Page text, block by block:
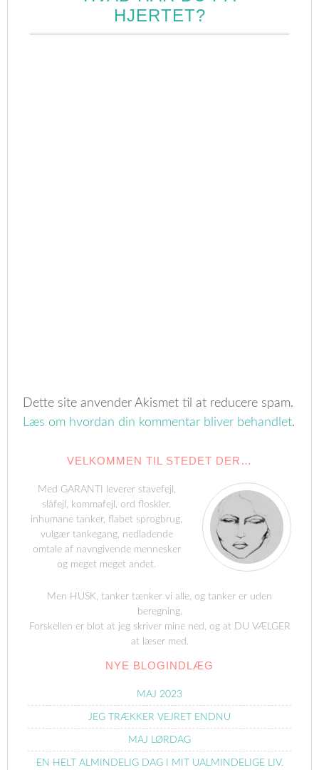
HJERTET?
Dette site anvender Akismet til at reducere spam.
Læs om hvordan din kommentar bliver behandlet.
VELKOMMEN TIL STEDET DER…
Med GARANTI leverer stavefejl,
slåfejl, kommafejl, ord floskler,
inhumane tanker, flabet sprogbrug,
vulgær tankegang, nedladende
omtale af navngivende mennesker
og meget meget andet.
Men HUSK, tanker tænker vi alle, og tanker er uden
beregning.
Forskellen er blot at jeg skriver mine ned, og at DU VÆLGER
at læser med.
NYE BLOGINDLÆG
MAJ 2023
JEG TRÆKKER VEJRET ENDNU
MAJ LØRDAG
EN HELT ALMINDELIG DAG I MIT UALMINDELIGE LIV.